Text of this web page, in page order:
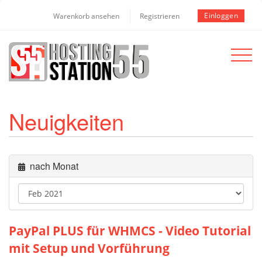
Warenkorb ansehen Registrieren Einloggen
Toggle
Neuigkeiten
nach Monat
PayPal PLUS für WHMCS - Video Tutorial
mit Setup und Vorführung